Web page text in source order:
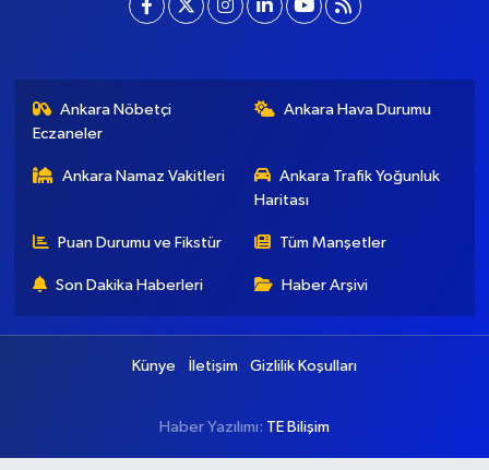
Ankara Nöbetçi
Eczaneler
Ankara Hava Durumu
Ankara Namaz Vakitleri
Ankara Trafik Yoğunluk
Haritası
Puan Durumu ve Fikstür Tüm Manşetler
Son Dakika Haberleri Haber Arşivi
Künye İletişim Gizlilik Koşulları
Haber Yazılımı: TE Bilişim